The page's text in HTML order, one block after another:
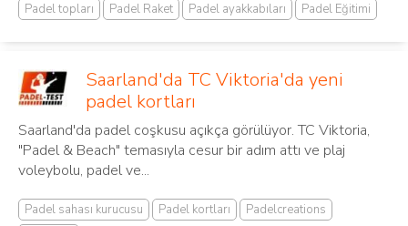
Padel topları Padel Raket Padel ayakkabıları Padel Eğitimi
Saarland'da TC Viktoria'da yeni
padel kortları
Saarland'da padel coşkusu açıkça görülüyor. TC Viktoria,
"Padel & Beach" temasıyla cesur bir adım attı ve plaj
voleybolu, padel ve...
Padel sahası kurucusu Padel kortları
Padelcreations